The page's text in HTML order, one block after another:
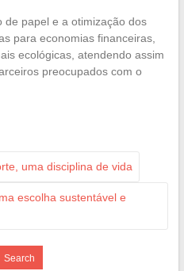
de papel e a otimização dos
para economias financeiras,
ecológicas, atendendo assim
preocupados com o
uma disciplina de vida
escolha sustentável e
Search